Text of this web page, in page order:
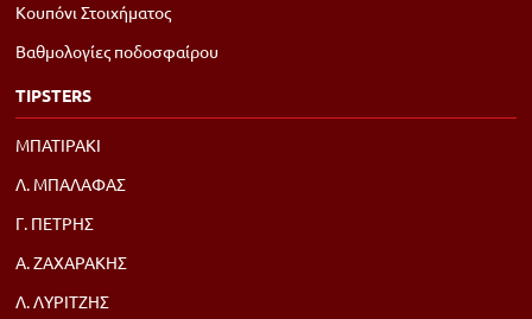
Κουπόνι Στοιχήματος
Βαθμολογίες ποδοσφαίρου
TIPSTERS
ΜΠΑΤΙΡΑΚΙ
Λ. ΜΠΑΛΑΦΑΣ
Γ. ΠΕΤΡΗΣ
Α. ΖΑΧΑΡΑΚΗΣ
Λ. ΛΥΡΙΤΖΗΣ